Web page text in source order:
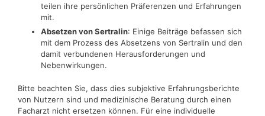
teilen ihre persönlichen Präferenzen und Erfahrungen
mit.
Absetzen von Sertralin: Einige Beiträge befassen sich
mit dem Prozess des Absetzens von Sertralin und den
damit verbundenen Herausforderungen und
Nebenwirkungen.
Bitte beachten Sie, dass dies subjektive Erfahrungsberichte
von Nutzern sind und medizinische Beratung durch einen
Facharzt nicht ersetzen können. Für eine individuelle